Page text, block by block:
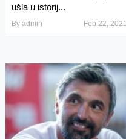
ušla u istorij...
By admin Feb 22, 2021